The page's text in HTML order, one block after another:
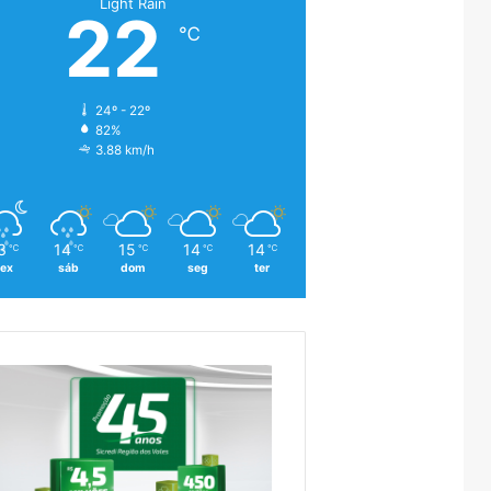
22 ℃
24º - 22º
82%
3.88 km/h
℃ 14 ℃
sáb
15 ℃
dom
14 ℃
seg
14 ℃
ter